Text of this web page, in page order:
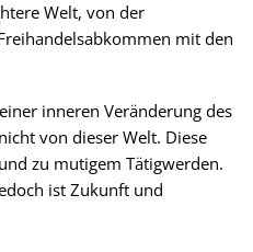
Welt, von der
mit den
inneren Veränderung des
von dieser Welt. Diese
zu mutigem Tätigwerden.
ist Zukunft und